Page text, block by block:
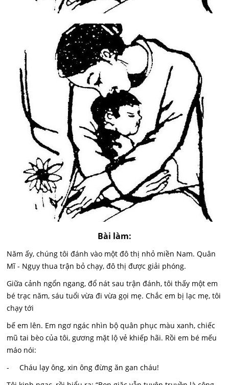
Bài làm:
Năm ấy, chúng tôi đánh vào một đô thị nhỏ miền Nam. Quân
Mĩ - Ngụy thua trận bỏ chạy, đô thị được giải phóng.
Giữa cảnh ngổn ngang, đổ nát sau trận đánh, tôi thấy một em
bé trạc năm, sáu tuổi vừa đi vừa gọi mẹ. Chắc em bị lạc mẹ, tôi
chạy tới
bế em lên. Em ngơ ngác nhìn bộ quân phục màu xanh, chiếc
mũ tai bèo của tôi, gương mặt lộ vẻ khiếp hãi. Rồi em bé mếu
máo nói:
- Cháu lạy ông, xin ông đừng ăn gan cháu!